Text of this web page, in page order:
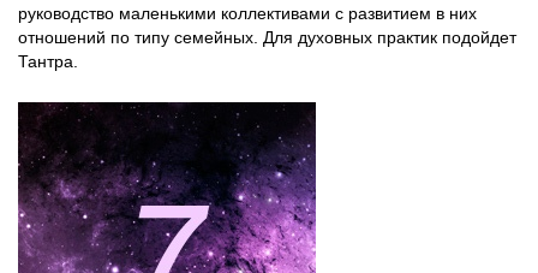
руководство маленькими коллективами с развитием в них
отношений по типу семейных. Для духовных практик подойдет
Тантра.